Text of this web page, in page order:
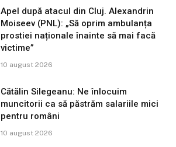
Apel după atacul din Cluj. Alexandrin
Moiseev (PNL): „Să oprim ambulanța
prostiei naționale înainte să mai facă
victime”
10 august 2026
Cătălin Silegeanu: Ne înlocuim
muncitorii ca să păstrăm salariile mici
pentru români
10 august 2026